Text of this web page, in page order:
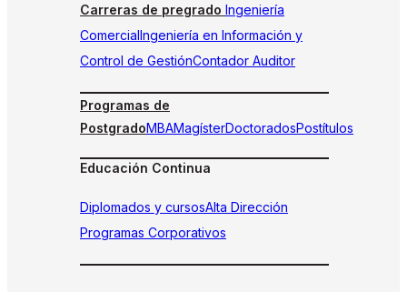
Carreras de pregrado Ingeniería
ComercialIngeniería en Información y
Control de GestiónContador Auditor
Programas de
PostgradoMBAMagísterDoctoradosPostítulos
Educación Continua
Diplomados y cursosAlta Dirección
Programas Corporativos